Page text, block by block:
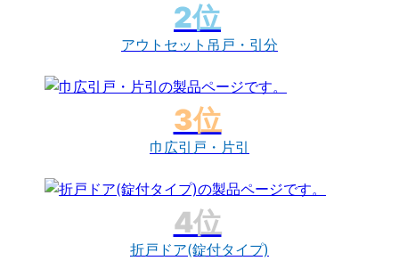
アウトセット吊戸・引分
巾広引戸・片引
折戸ドア(錠付タイプ)